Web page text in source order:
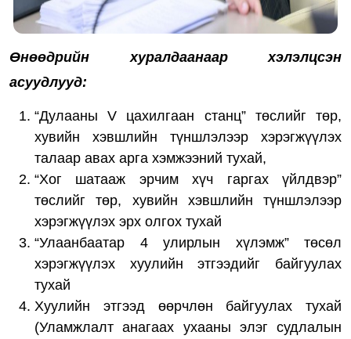
Өнөөдрийн хуралдаанаар хэлэлцсэн
асуудлууд:
“Дулааны V цахилгаан станц” төслийг төр,
хувийн хэвшлийн түншлэлээр хэрэгжүүлэх
талаар авах арга хэмжээний тухай,
“Хог шатааж эрчим хүч гаргах үйлдвэр”
төслийг төр, хувийн хэвшлийн түншлэлээр
хэрэгжүүлэх эрх олгох тухай
“Улаанбаатар 4 улирлын хүлэмж” төсөл
хэрэгжүүлэх хуулийн этгээдийг байгуулах
тухай
Хуулийн этгээд өөрчлөн байгуулах тухай
(Уламжлалт анагаах ухааны элэг судлалын